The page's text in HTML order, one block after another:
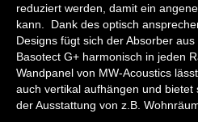
reduziert werden, damit ein
kann. Dank des optisch
Designs fügt sich der Absorber
Basotect G+ harmonisch in jeden
Wandpanel von MW-Acoustics
auch vertikal aufhängen und bietet
der Ausstattung von z.B.